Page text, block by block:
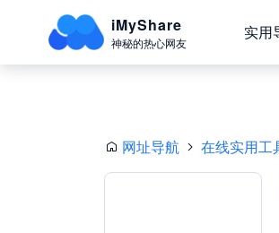
iMyShare
神秘的热心网友
实用
网址导航 在线实用工